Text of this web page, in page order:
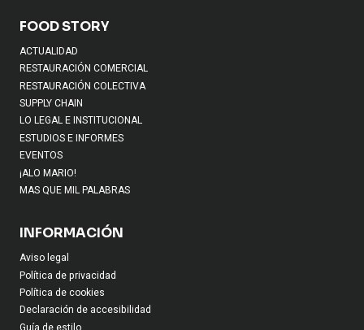
FOOD STORY
ACTUALIDAD
RESTAURACIÓN COMERCIAL
RESTAURACIÓN COLECTIVA
SUPPLY CHAIN
LO LEGAL E INSTITUCIONAL
ESTUDIOS E INFORMES
EVENTOS
¡ALO MARIO!
MAS QUE MIL PALABRAS
INFORMACIÓN
Aviso legal
Política de privacidad
Política de cookies
Declaración de accesibilidad